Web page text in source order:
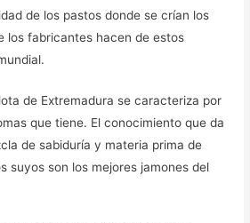
de los pastos donde se crían los
los fabricantes hacen de estos
de Extremadura se caracteriza por
que tiene. El conocimiento que da
de sabiduría y materia prima de
suyos son los mejores jamones del